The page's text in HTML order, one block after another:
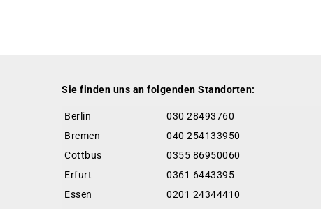
Sie finden uns an folgenden Standorten:
Berlin
030 28493760
Bremen
040 254133950
Cottbus
0355 86950060
Erfurt
0361 6443395
Essen
0201 24344410